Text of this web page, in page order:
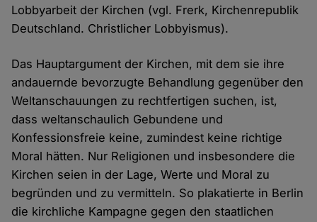
Lobbyarbeit der Kirchen (vgl. Frerk, Kirchenrepublik
Deutschland. Christlicher Lobbyismus).
Das Hauptargument der Kirchen, mit dem sie ihre
andauernde bevorzugte Behandlung gegenüber den
Weltanschauungen zu rechtfertigen suchen, ist,
dass weltanschaulich Gebundene und
Konfessionsfreie keine, zumindest keine richtige
Moral hätten. Nur Religionen und insbesondere die
Kirchen seien in der Lage, Werte und Moral zu
begründen und zu vermitteln. So plakatierte in Berlin
die kirchliche Kampagne gegen den staatlichen